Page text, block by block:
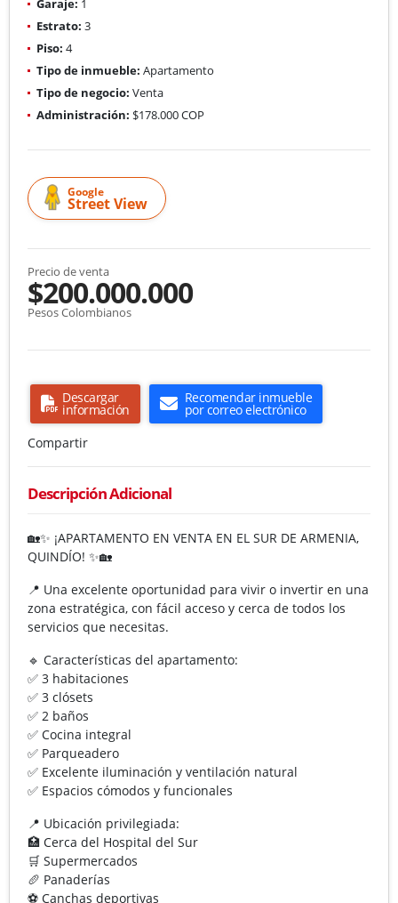
Garaje: 1
Estrato: 3
Piso: 4
Tipo de inmueble: Apartamento
Tipo de negocio: Venta
Administración: $178.000 COP
Google
Street View
Precio de venta
$200.000.000
Pesos Colombianos
Descargar
información
Recomendar inmueble
por correo electrónico
Compartir
Descripción Adicional
🏡✨ ¡APARTAMENTO EN VENTA EN EL SUR DE ARMENIA,
QUINDÍO! ✨🏡
📍 Una excelente oportunidad para vivir o invertir en una
zona estratégica, con fácil acceso y cerca de todos los
servicios que necesitas.
🔹 Características del apartamento:
✅ 3 habitaciones
✅ 3 clósets
✅ 2 baños
✅ Cocina integral
✅ Parqueadero
✅ Excelente iluminación y ventilación natural
✅ Espacios cómodos y funcionales
📍 Ubicación privilegiada:
🏥 Cerca del Hospital del Sur
🛒 Supermercados
🥖 Panaderías
⚽ Canchas deportivas